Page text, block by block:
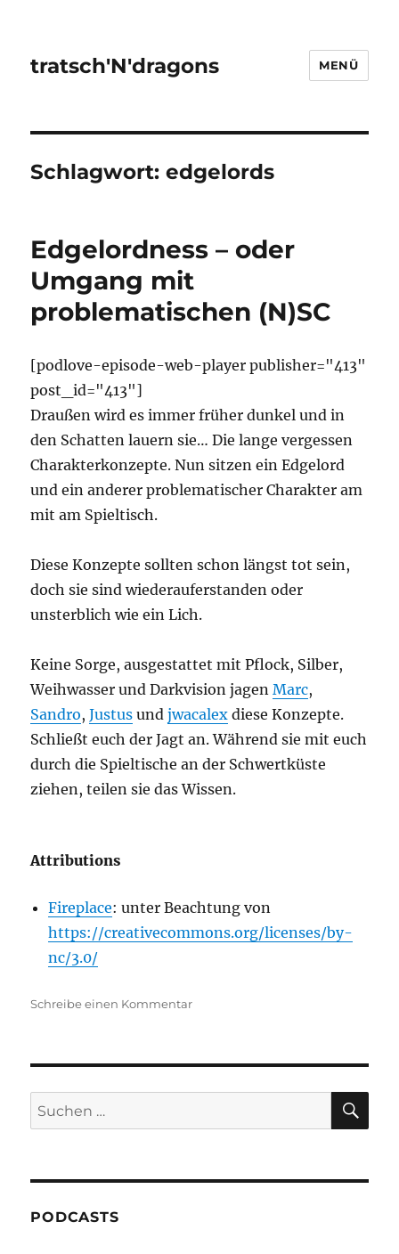
tratsch'N'dragons MENÜ
Schlagwort:edgelords
Edgelordness – oder
Umgang mit
problematischen (N)SC
[podlove-episode-web-player publisher="413"
post_id="413"]
Draußen wird es immer früher dunkel und in
den Schatten lauern sie… Die lange vergessen
Charakterkonzepte. Nun sitzen ein Edgelord
und ein anderer problematischer Charakter am
mit am Spieltisch.
Diese Konzepte sollten schon längst tot sein,
doch sie sind wiederauferstanden oder
unsterblich wie ein Lich.
Keine Sorge, ausgestattet mit Pflock, Silber,
Weihwasser und Darkvision jagenMarc,
Sandro,Justus undjwacalex diese Konzepte.
Schließt euch der Jagt an. Während sie mit euch
durch die Spieltische an der Schwertküste
ziehen, teilen sie das Wissen.
Attributions
Fireplace: unter Beachtung von
https://creativecommons.org/licenses/by-
nc/3.0/
Schreibe einen Kommentarzu
mit
(N)SC
Suchen
nach:
PODCASTS